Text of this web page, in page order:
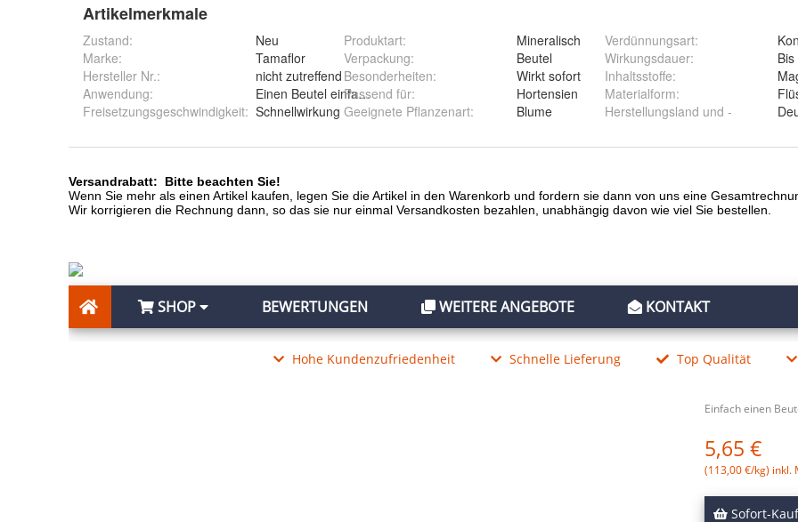
Artikelmerkmale
Zustand:
Neu
Marke:
Tamaflor
Hersteller Nr.:
nicht zutreffend
Anwendung:
Einen Beutel einfach in 5 Liter Wasser geben
Freisetzungsgeschwindigkeit: Schnellwirkung
Produktart:
Mineralisch
Verpackung:
Beutel
Besonderheiten:
Wirkt sofort
Passend für:
Hortensien
Geeignete Pflanzenart: Blume
Verdünnungsart:
Wirkungsdauer:
Inhaltsstoffe:
Materialform:
Herstellungsland und -